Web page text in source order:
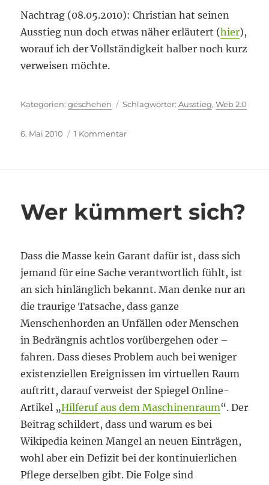
Nachtrag (08.05.2010): Christian hat seinen
Ausstieg nun doch etwas näher erläutert (hier),
worauf ich der Vollständigkeit halber noch kurz
verweisen möchte.
Kategorien
geschehen Schlagwörter
Ausstieg,Web 2.0
Veröffentlicht
6. Mai 2010 1 Kommentarzu
Wer kümmert sich?
Dass die Masse kein Garant dafür ist, dass sich
jemand für eine Sache verantwortlich fühlt, ist
an sich hinlänglich bekannt. Man denke nur an
die traurige Tatsache, dass ganze
Menschenhorden an Unfällen oder Menschen
in Bedrängnis achtlos vorübergehen oder –
fahren. Dass dieses Problem auch bei weniger
existenziellen Ereignissen im virtuellen Raum
auftritt, darauf verweist der Spiegel Online-
Artikel „Hilferuf aus dem Maschinenraum“. Der
Beitrag schildert, dass und warum es bei
Wikipedia keinen Mangel an neuen Einträgen,
wohl aber ein Defizit bei der kontinuierlichen
Pflege derselben gibt. Die Folge sind